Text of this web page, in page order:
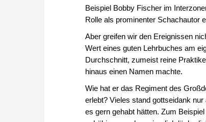
Beispiel Bobby Fischer im
Rolle als prominenter Schachautor
Aber greifen wir den Ereignissen
Wert eines guten Lehrbuches am
Durchschnitt, zumeist reine
hinaus einen Namen machte.
Wie hat er das Regiment des
erlebt? Vieles stand gottseidank
es gern gehabt hätten. Zum